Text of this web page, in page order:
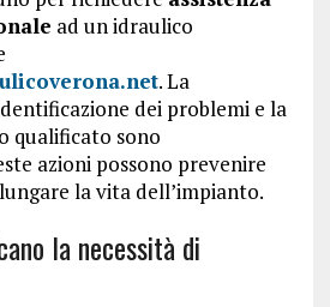
ad un idraulico
. La
dei problemi e la
qualificato sono
azioni possono prevenire
la vita dell’impianto.
la necessità di